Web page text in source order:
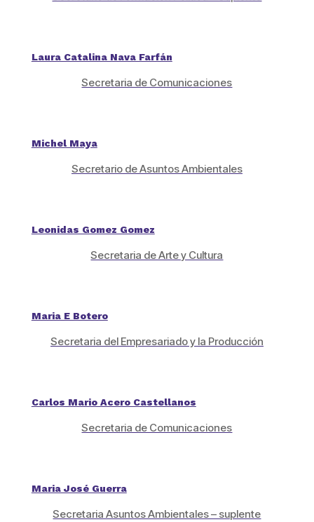
Laura Catalina Nava Farfán
Secretaria de Comunicaciones
Michel Maya
Secretario de Asuntos Ambientales
Leonidas Gomez Gomez
Secretaria de Arte y Cultura
Maria E Botero
Secretaria del Empresariado y la Producción
Carlos Mario Acero Castellanos
Secretaria de Comunicaciones
Maria José Guerra
Secretaria Asuntos Ambientales – suplente